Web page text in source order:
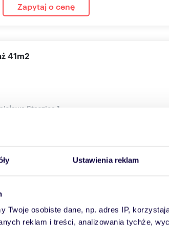
Ustawienia reklam
Twoje osobiste dane, np. adres IP,
reklam i treści, analizowania tychże,
Zapytaj o cenę
41m2
Staszica 1
budynek, położony zaledwie kilkaset metrów
48m2